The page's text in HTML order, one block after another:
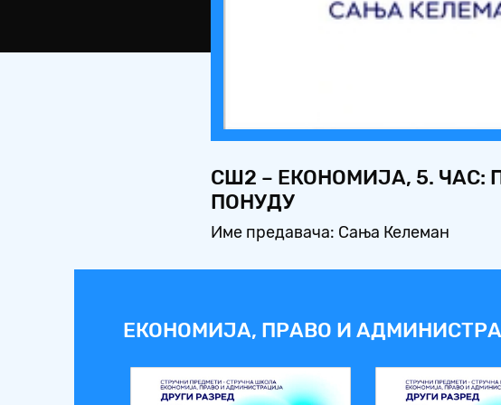
СШ2 – ЕКОНОМИЈА, 5. ЧАС:
ПОНУДУ
Име предавача: Сања Келеман
ЕКОНОМИЈА, ПРАВО И